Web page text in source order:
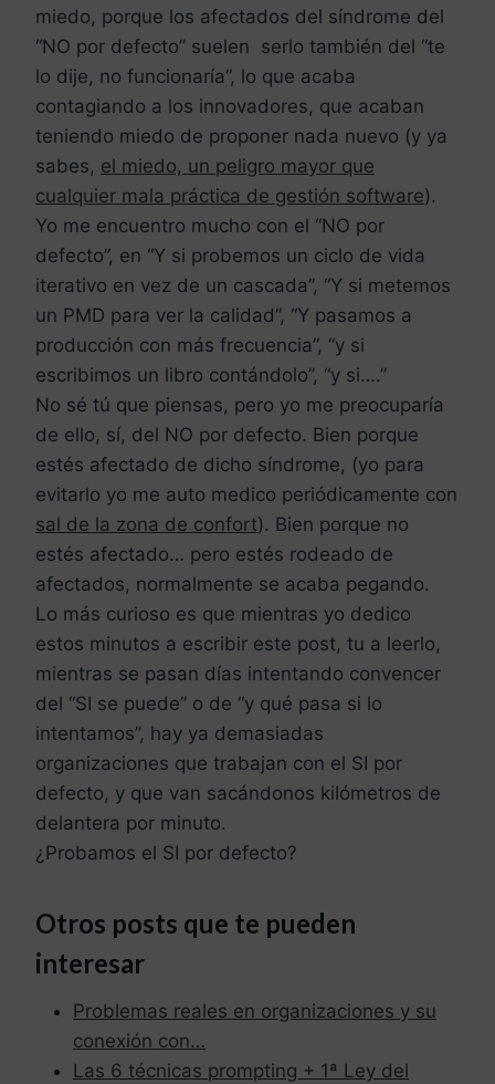
miedo, porque los afectados del síndrome del
“NO por defecto” suelen serlo también del “te
lo dije, no funcionaría”, lo que acaba
contagiando a los innovadores, que acaban
teniendo miedo de proponer nada nuevo (y ya
sabes, el miedo, un peligro mayor que
cualquier mala práctica de gestión software).
Yo me encuentro mucho con el “NO por
defecto”, en “Y si probemos un ciclo de vida
iterativo en vez de un cascada”, “Y si metemos
un PMD para ver la calidad”, “Y pasamos a
producción con más frecuencia”, “y si
escribimos un libro contándolo”, “y si….”
No sé tú que piensas, pero yo me preocuparía
de ello, sí, del NO por defecto. Bien porque
estés afectado de dicho síndrome, (yo para
evitarlo yo me auto medico periódicamente con
sal de la zona de confort). Bien porque no
estés afectado… pero estés rodeado de
afectados, normalmente se acaba pegando.
Lo más curioso es que mientras yo dedico
estos minutos a escribir este post, tu a leerlo,
mientras se pasan días intentando convencer
del “SI se puede” o de “y qué pasa si lo
intentamos”, hay ya demasiadas
organizaciones que trabajan con el SI por
defecto, y que van sacándonos kilómetros de
delantera por minuto.
¿Probamos el SI por defecto?
Otros posts que te pueden
interesar
Problemas reales en organizaciones y su
conexión con…
Las 6 técnicas prompting + 1ª Ley del